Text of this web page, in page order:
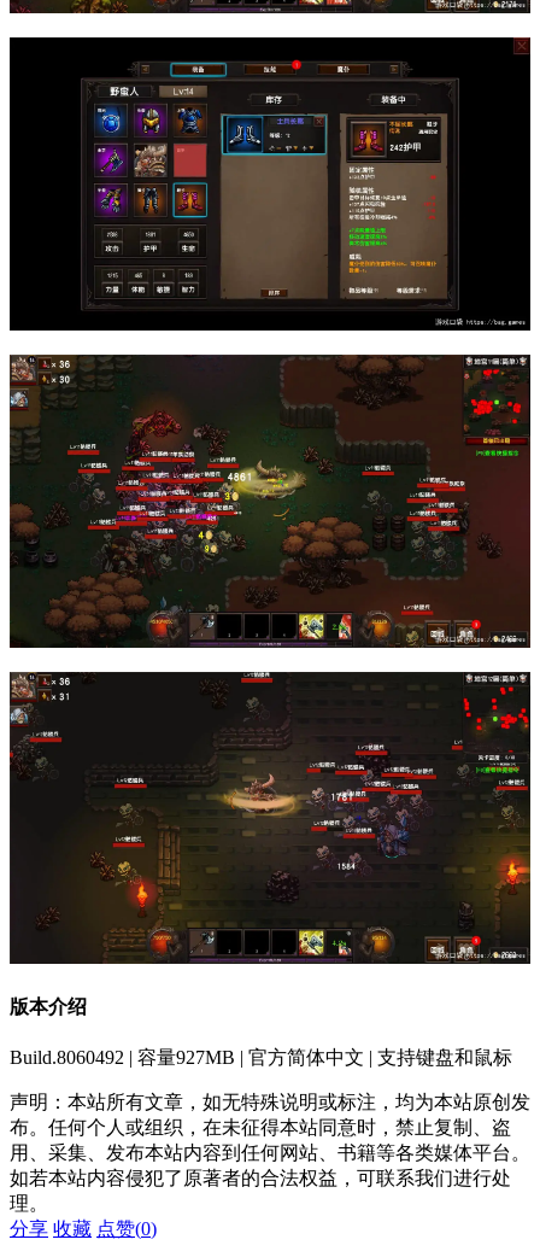
版本介绍
Build.8060492 | 容量927MB | 官方简体中文 | 支持键盘和鼠标
声明：本站所有文章，如无特殊说明或标注，均为本站原创发
布。任何个人或组织，在未征得本站同意时，禁止复制、盗
用、采集、发布本站内容到任何网站、书籍等各类媒体平台。
如若本站内容侵犯了原著者的合法权益，可联系我们进行处
理。
分享 收藏 点赞(0)